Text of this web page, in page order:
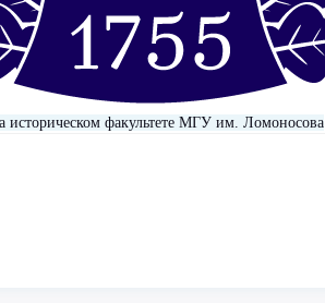
историческом факультете МГУ им. Ломоносова